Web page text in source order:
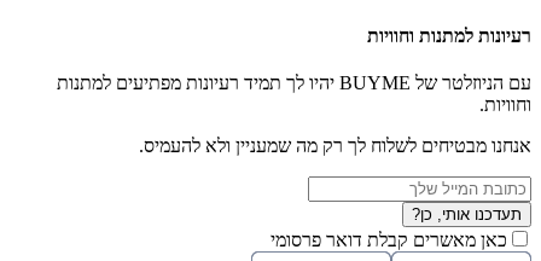
רעיונות למתנות וחוויות
עם הניוזלטר של BUYME יהיו לך תמיד רעיונות מפתיעים למתנות
וחוויות.
אנחנו מבטיחים לשלוח לך רק מה שמעניין ולא להעמיס.
תעדכנו אותי, כן?
כאן מאשרים קבלת דואר פרסומי